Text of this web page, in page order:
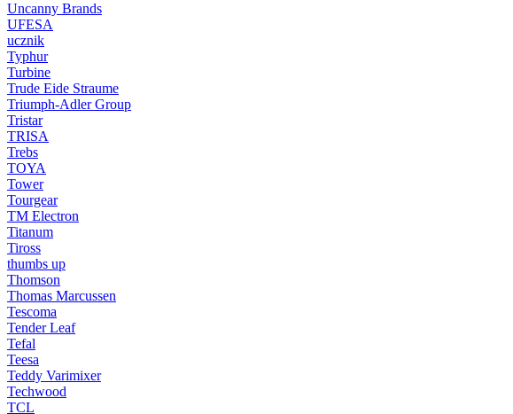
Uncanny Brands
UFESA
ucznik
Typhur
Turbine
Trude Eide Straume
Triumph-Adler Group
Tristar
TRISA
Trebs
TOYA
Tower
Tourgear
TM Electron
Titanum
Tiross
thumbs up
Thomson
Thomas Marcussen
Tescoma
Tender Leaf
Tefal
Teesa
Teddy Varimixer
Techwood
TCL